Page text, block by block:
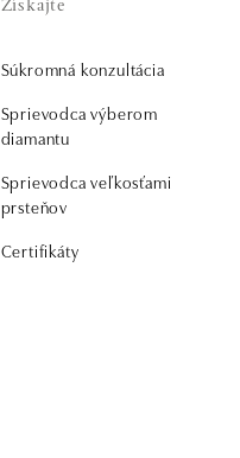
Získajte
Súkromná konzultácia
Sprievodca výberom
diamantu
Sprievodca veľkosťami
prsteňov
Certifikáty